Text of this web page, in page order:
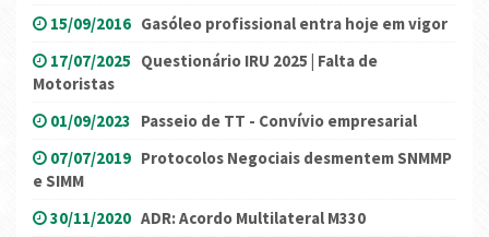
15/09/2016 Gasóleo profissional entra hoje em vigor
17/07/2025 Questionário IRU 2025 | Falta de
Motoristas
01/09/2023 Passeio de TT - Convívio empresarial
07/07/2019 Protocolos Negociais desmentem SNMMP
e SIMM
30/11/2020 ADR: Acordo Multilateral M330